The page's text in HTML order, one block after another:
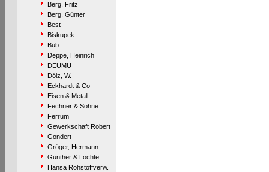
Berg, Fritz
Berg, Günter
Best
Biskupek
Bub
Deppe, Heinrich
DEUMU
Dölz, W.
Eckhardt & Co
Eisen & Metall
Fechner & Söhne
Ferrum
Gewerkschaft Robert
Gondert
Gröger, Hermann
Günther & Lochte
Hansa Rohstoffverw.